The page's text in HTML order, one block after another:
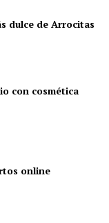
dulce de Arrocitas
con cosmética
online